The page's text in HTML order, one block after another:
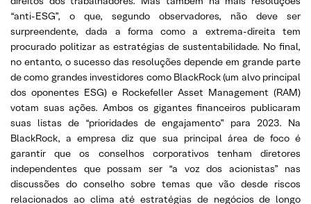
“anti-ESG”, o que, segundo observadores, não deve ser
surpreendente, dada a forma como a extrema-direita tem
procurado politizar as estratégias de sustentabilidade. No final,
no entanto, o sucesso das resoluções depende em grande parte
de como grandes investidores como BlackRock (um alvo principal
dos oponentes ESG) e Rockefeller Asset Management (RAM)
votam suas ações. Ambos os gigantes financeiros publicaram
suas listas de “prioridades de engajamento” para 2023. Na
BlackRock, a empresa diz que sua principal área de foco é
garantir que os conselhos corporativos tenham diretores
independentes que possam ser “a voz dos acionistas” nas
discussões do conselho sobre temas que vão desde riscos
relacionados ao clima até estratégias de negócios de longo